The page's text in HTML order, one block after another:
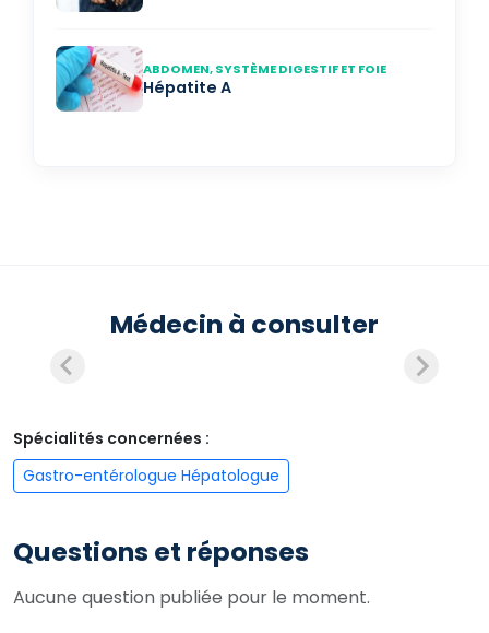
ABDOMEN, SYSTÈME DIGESTIF ET FOIE
Hépatite A
Médecin à consulter
Spécialités concernées :
Gastro-entérologue Hépatologue
Questions et réponses
Aucune question publiée pour le moment.